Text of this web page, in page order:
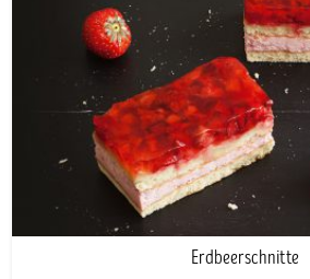
Erdbeerschnitte